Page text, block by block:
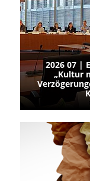
2026 07 |
„Kultur